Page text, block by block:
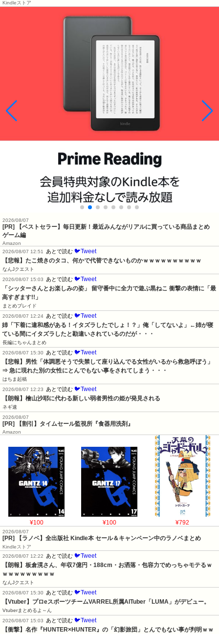
Kindleストア
2026/08/07
[PR] 【ベストセラー】毎日更新！最近みんながリアルに買っている商品まとめ
ゲーム編
Amazon
2026/08/07 12:51
あとで読む 🐦Tweet
【悲報】たこ焼きのタコ、何かで代替できないものかｗｗｗｗｗｗｗｗｗｗ
なんJクエスト
2026/08/07 15:03
あとで読む 🐦Tweet
「シッターさんとお楽しみの姿」 留守番中に全力で遊ぶ黒ねこ 衝撃の表情に「最
高すぎます!!」
まとめブレイド
2026/08/07 12:24 あとで読む 🐦Tweet
姉「下着に違和感がある！イタズラしたでしょ！？」俺「してないよ」←姉が寝
ている間にイタズラしたと勘違いされているのだが・・・
長編にちゃんまとめ
2026/08/07 15:30
あとで読む 🐦Tweet
【悲報】男性「体調悪そうで失禁して座り込んでる女性がいるから救急呼ぼう」
⇒ 急に現れた別の女性にとんでもない事をされてしまう・・・
はちま起稿
2026/08/07 12:23
あとで読む 🐦Tweet
【朗報】檜山沙耶に代わる新しい弱者男性の姫が発見される
ネギ速
2026/08/07
[PR] 【割引】タイムセール監視所『食器用洗剤』
Amazon
¥100 ¥100 ¥792
2026/08/07
[PR] 【ラノベ】全出版社 Kindle本 セール＆キャンペーン中のラノベまとめ
Kindleストア
2026/08/07 12:22
あとで読む 🐦Tweet
【朗報】板倉滉さん、年収7億円・188cm・お洒落・包容力でめっちゃモテるｗ
ｗｗｗｗｗｗｗｗｗ
なんJクエスト
2026/08/07 15:30
あとで読む 🐦Tweet
【Vtuber】プロeスポーツチームVARREL所属AITuber「LUMA」がデビュー。
Vtuberまとめるよ～ん
2026/08/07 15:03
あとで読む 🐦Tweet
【衝撃】名作『HUNTER×HUNTER』の「幻影旅団」とんでもない事が判明ｗｗ